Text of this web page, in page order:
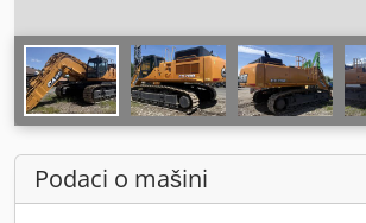
Podaci o mašini